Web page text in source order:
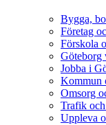
Bygga,
Företag
Förskola
Göteborg
Jobba i
Kommun
Omsorg
Trafik
Uppleva